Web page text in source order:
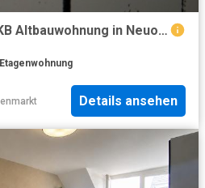
Komplett sanierte 3 ZKB Altbauwohnung in Neuostheim
Etagenwohnung
Details ansehen